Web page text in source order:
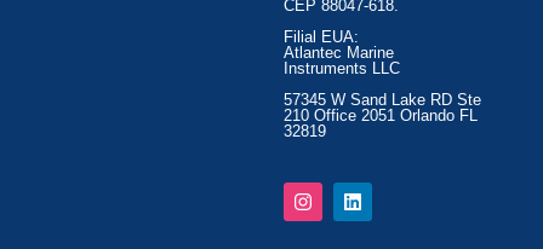
CEP 88047-618.
Filial EUA:
Atlantec Marine
Instruments LLC
57345 W Sand Lake RD Ste
210 Office 2051 Orlando FL
32819